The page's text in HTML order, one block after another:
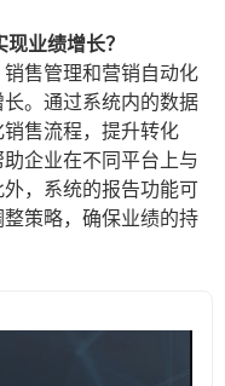
业绩增长？
售管理和营销自动化
。通过系统内的数据
售流程，提升转化
企业在不同平台上与
，系统的报告功能可
策略，确保业绩的持